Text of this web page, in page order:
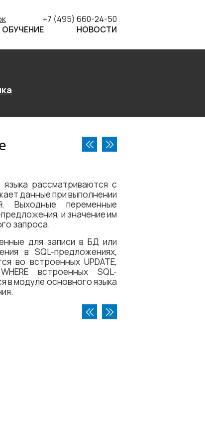
+7 (495) 660-24-50
ОБУЧЕНИЕ НОВОСТИ
рассматриваются с
данные при выполнении
. Выходные переменные
и значение им
запроса.
для записи в БД или
в SQL-предложениях,
во встроенных UPDATE,
встроенных SQL-
в модуле основного языка